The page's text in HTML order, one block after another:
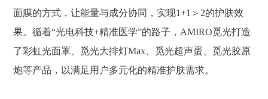
面膜的方式，让能量与成分协同，实现1+1＞2的护肤效
果。循着“光电科技+精准医学”的路子，AMIRO觅光打造
了彩虹光面罩、觅光大排灯Max、觅光超声蛋、觅光胶原
炮等产品，以满足用户多元化的精准护肤需求。